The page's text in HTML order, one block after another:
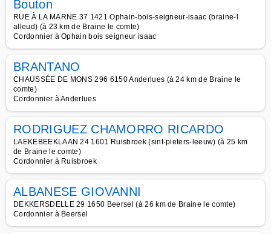
Bouton
RUE À LA MARNE 37 1421 Ophain-bois-seigneur-isaac (braine-l
alleud) (à 23 km de Braine le comte)
Cordonnier à Ophain bois seigneur isaac
BRANTANO
CHAUSSÉE DE MONS 296 6150 Anderlues (à 24 km de Braine le
comte)
Cordonnier à Anderlues
RODRIGUEZ CHAMORRO RICARDO
LAEKEBEEKLAAN 24 1601 Ruisbroek (sint-pieters-leeuw) (à 25 km
de Braine le comte)
Cordonnier à Ruisbroek
ALBANESE GIOVANNI
DEKKERSDELLE 29 1650 Beersel (à 26 km de Braine le comte)
Cordonnier à Beersel